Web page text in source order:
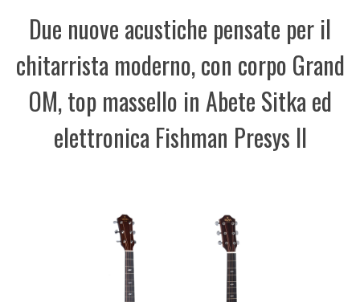
Due nuove acustiche pensate per il
chitarrista moderno, con corpo Grand
OM, top massello in Abete Sitka ed
elettronica Fishman Presys II